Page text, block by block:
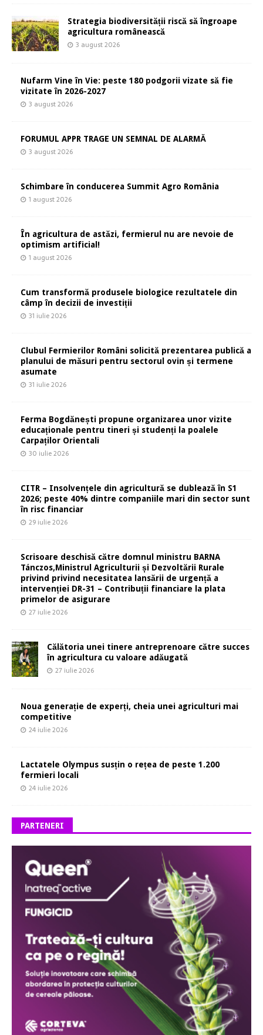
Strategia biodiversității riscă să îngroape
agricultura românească
3 august 2026
Nufarm Vine în Vie: peste 180 podgorii vizate să fie
vizitate în 2026-2027
3 august 2026
FORUMUL APPR TRAGE UN SEMNAL DE ALARMĂ
3 august 2026
Schimbare în conducerea Summit Agro România
1 august 2026
În agricultura de astăzi, fermierul nu are nevoie de
optimism artificial!
1 august 2026
Cum transformă produsele biologice rezultatele din
câmp în decizii de investiții
31 iulie 2026
Clubul Fermierilor Români solicită prezentarea publică a
planului de măsuri pentru sectorul ovin și termene
asumate
31 iulie 2026
Ferma Bogdănești propune organizarea unor vizite
educaționale pentru tineri și studenți la poalele
Carpaților Orientali
30 iulie 2026
CITR – Insolvențele din agricultură se dublează în S1
2026; peste 40% dintre companiile mari din sector sunt
în risc financiar
29 iulie 2026
Scrisoare deschisă către domnul ministru BARNA
Tánczos,Ministrul Agriculturii și Dezvoltării Rurale
privind privind necesitatea lansării de urgență a
intervenției DR-31 – Contribuții financiare la plata
primelor de asigurare
27 iulie 2026
Călătoria unei tinere antreprenoare către succes
în agricultura cu valoare adăugată
27 iulie 2026
Noua generație de experți, cheia unei agriculturi mai
competitive
24 iulie 2026
Lactatele Olympus susțin o rețea de peste 1.200
fermieri locali
24 iulie 2026
PARTENERI